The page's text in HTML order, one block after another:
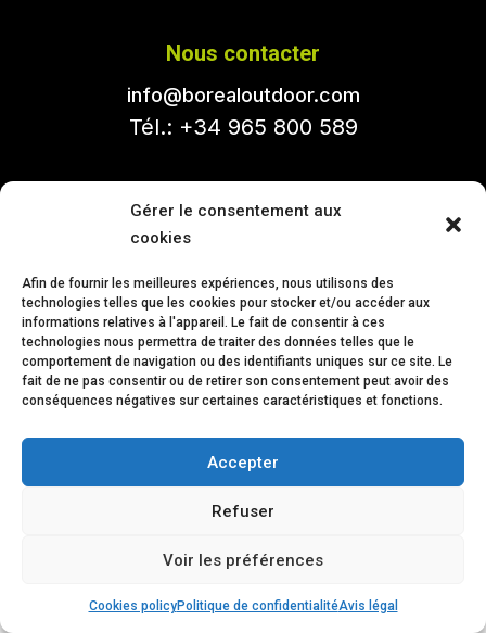
Gérer le consentement aux
cookies
Afin de fournir les meilleures expériences, nous utilisons des
technologies telles que les cookies pour stocker et/ou accéder aux
informations relatives à l'appareil. Le fait de consentir à ces
technologies nous permettra de traiter des données telles que le
comportement de navigation ou des identifiants uniques sur ce site. Le
fait de ne pas consentir ou de retirer son consentement peut avoir des
conséquences négatives sur certaines caractéristiques et fonctions.
Accepter
Refuser
Voir les préférences
Cookies policyPolitique de confidentialitéAvis légal
Nous contacter
info@borealoutdoor.com
Tél.: +34 965 800 589
Avis juridique
Politique de confidentialité
Politique de cookies